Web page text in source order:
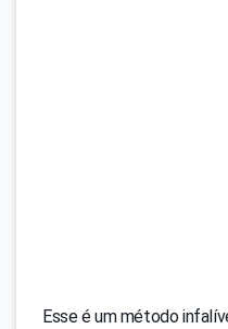
Esse é um método